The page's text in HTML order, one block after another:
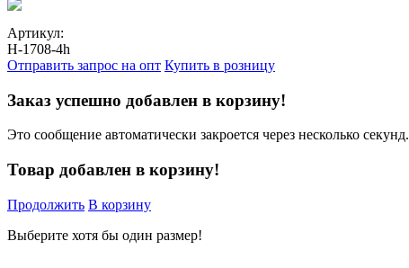
Артикул:
Н-1708-4h
Отправить запрос на опт Купить в розницу
Заказ успешно добавлен в корзину!
Это сообщение автоматически закроется через несколько секунд.
Товар добавлен в корзину!
Продолжить В корзину
Выберите хотя бы один размер!